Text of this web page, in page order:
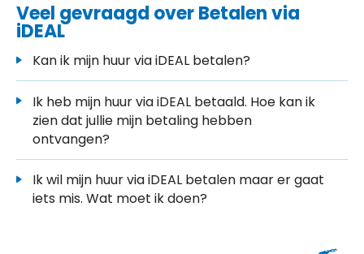
Veel gevraagd over Betalen via
iDEAL
Kan ik mijn huur via iDEAL betalen?
Ik heb mijn huur via iDEAL betaald. Hoe kan ik
zien dat jullie mijn betaling hebben
ontvangen?
Ik wil mijn huur via iDEAL betalen maar er gaat
iets mis. Wat moet ik doen?